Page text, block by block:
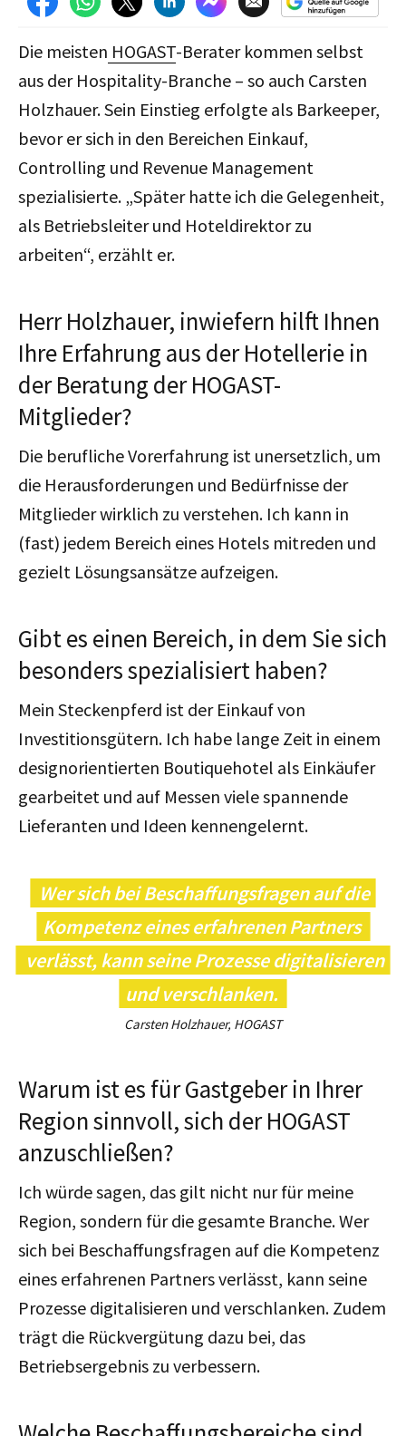
Die meisten HOGAST-Berater kommen selbst
aus der Hospitality-Branche – so auch Carsten
Holzhauer. Sein Einstieg erfolgte als Barkeeper,
bevor er sich in den Bereichen Einkauf,
Controlling und Revenue Management
spezialisierte. „Später hatte ich die Gelegenheit,
als Betriebsleiter und Hoteldirektor zu
arbeiten“, erzählt er.
Herr Holzhauer, inwiefern hilft Ihnen
Ihre Erfahrung aus der Hotellerie in
der Beratung der HOGAST-
Mitglieder?
Die berufliche Vorerfahrung ist unersetzlich, um
die Herausforderungen und Bedürfnisse der
Mitglieder wirklich zu verstehen. Ich kann in
(fast) jedem Bereich eines Hotels mitreden und
gezielt Lösungsansätze aufzeigen.
Gibt es einen Bereich, in dem Sie sich
besonders spezialisiert haben?
Mein Steckenpferd ist der Einkauf von
Investitionsgütern. Ich habe lange Zeit in einem
designorientierten Boutiquehotel als Einkäufer
gearbeitet und auf Messen viele spannende
Lieferanten und Ideen kennengelernt.
Wer sich bei Beschaffungsfragen auf die
Kompetenz eines erfahrenen Partners
verlässt, kann seine Prozesse digitalisieren
und verschlanken.
Carsten Holzhauer, HOGAST
Warum ist es für Gastgeber in Ihrer
Region sinnvoll, sich der HOGAST
anzuschließen?
Ich würde sagen, das gilt nicht nur für meine
Region, sondern für die gesamte Branche. Wer
sich bei Beschaffungsfragen auf die Kompetenz
eines erfahrenen Partners verlässt, kann seine
Prozesse digitalisieren und verschlanken. Zudem
trägt die Rückvergütung dazu bei, das
Betriebsergebnis zu verbessern.